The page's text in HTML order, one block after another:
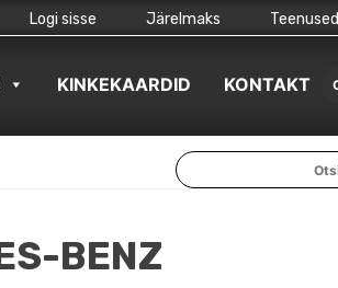
Logi sisse Järelmaks Teenused
KINKEKAARDID KONTAKT
BENZ